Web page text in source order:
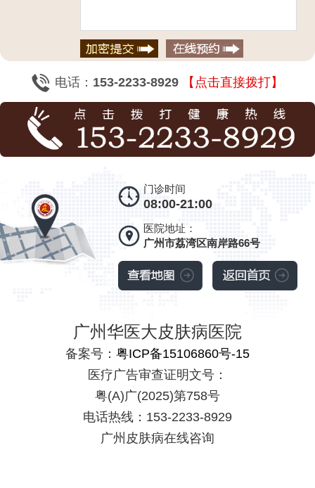
电话： 153-2233-8929 【点击直接拨打】
门诊时间
08:00-21:00
医院地址：
广州市荔湾区南岸路66号
广州华医大皮肤病医院
备案号： 粤ICP备15106860号-15
医疗广告审查证明文号：
粤(A)广(2025)第758号
电话热线：153-2233-8929
广州皮肤病在线咨询